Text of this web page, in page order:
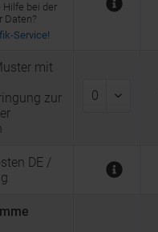
Hilfe bei der
Daten?
Service!
mit
zur
DE /